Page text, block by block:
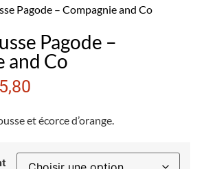
Pagode – Compagnie and Co
Pagode –
and Co
et écorce d’orange.